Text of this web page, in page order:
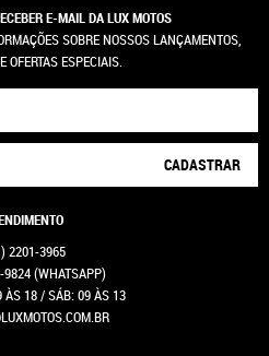
E-MAIL DA LUX MOTOS
SOBRE NOSSOS LANÇAMENTOS,
OFERTAS ESPECIAIS.
CADASTRAR
2201-3965
9824(WHATSAPP)
ÀS 18 / SÁB: 09 ÀS 13